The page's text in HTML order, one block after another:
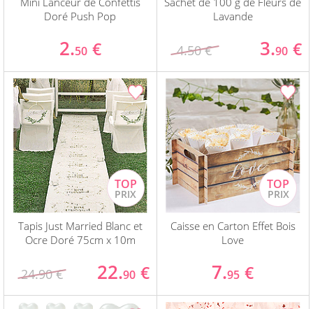
Doré Push Pop
2.50 €
Lavande
4.50 € 3.90 €
Tapis Just Married Blanc et
Ocre Doré 75cm x 10m
24.90 € 22.90 €
Caisse en Carton Effet Bois
Love
7.95 €